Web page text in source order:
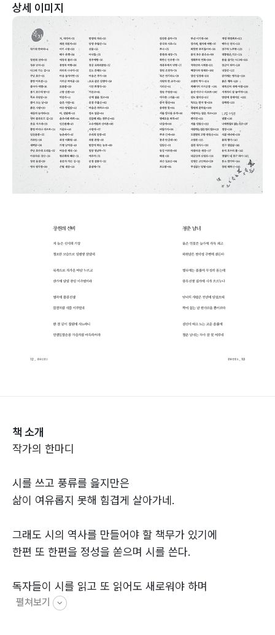
상세 이미지
책 소개
작가의 한마디
시를 쓰고 풍류를 읊지만은
삶이 여유롭지 못해 힘겹게 살아가네.
그래도 시의 역사를 만들어야 할 책무가 있기에
한편 또 한편을 정성을 쏟으며 시를 쓴다.
독자들이 시를 읽고 또 읽어도 새로워야 하며
천년을 남길 시를 써야 그 사람이 진정 시인이라 할 수 있
펼쳐보기